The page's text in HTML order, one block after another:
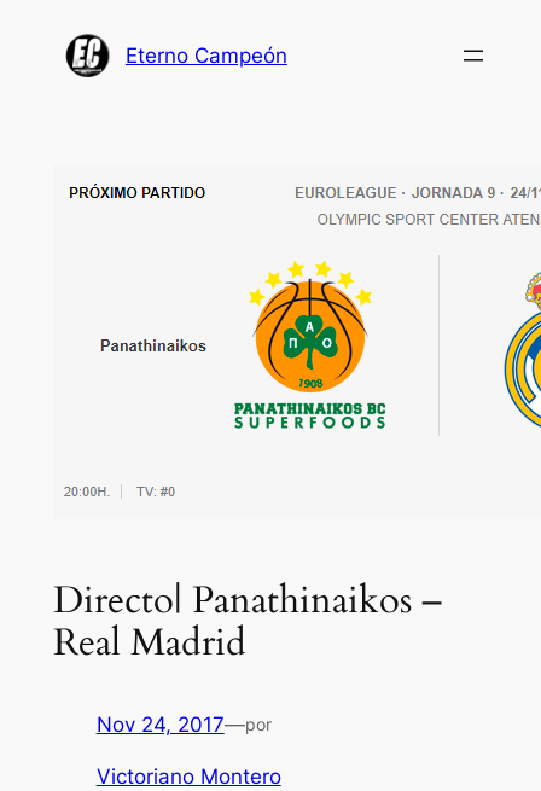
Eterno Campeón
Directo| Panathinaikos –
Real Madrid
Nov 24, 2017—por
Victoriano Montero